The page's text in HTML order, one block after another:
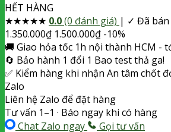
HẾT HÀNG
★★★★★ 0.0(0 đánh giá) | ✓ Đã bán
1.350.000₫ 1.500.000₫ -10%
🚚 Giao hỏa tốc 1h nội thành HCM -
🔄 Bảo hành 1 đổi 1 Bao test thả ga!
✅ Kiểm hàng khi nhận An tâm chốt
Zalo
Liên hệ Zalo để đặt hàng
Tư vấn 1–1 · Báo ngay khi có hàng
Chat Zalo ngay
Gọi tư vấn